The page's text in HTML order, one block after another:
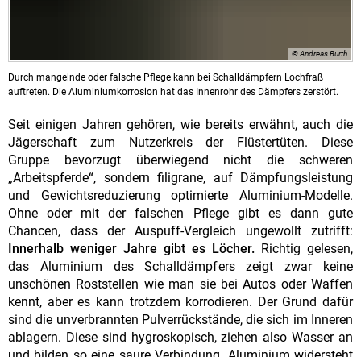
© Andreas Burth
Durch mangelnde oder falsche Pflege kann bei Schalldämpfern Lochfraß
auftreten. Die Aluminiumkorrosion hat das Innenrohr des Dämpfers zerstört.
Seit einigen Jahren gehören, wie bereits erwähnt, auch die
Jägerschaft zum Nutzerkreis der Flüstertüten. Diese
Gruppe bevorzugt überwiegend nicht die schweren
„Arbeitspferde“, sondern filigrane, auf Dämpfungsleistung
und Gewichtsreduzierung optimierte Aluminium-Modelle.
Ohne oder mit der falschen Pflege gibt es dann gute
Chancen, dass der Auspuff-Vergleich ungewollt zutrifft:
Innerhalb weniger Jahre gibt es Löcher. Richtig gelesen,
das Aluminium des Schalldämpfers zeigt zwar keine
unschönen Roststellen wie man sie bei Autos oder Waffen
kennt, aber es kann trotzdem korrodieren. Der Grund dafür
sind die unverbrannten Pulverrückstände, die sich im Inneren
ablagern. Diese sind hygroskopisch, ziehen also Wasser an